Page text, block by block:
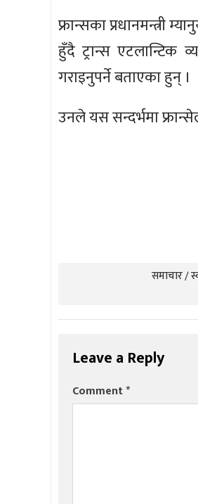
फ्रान्सका प्रधानमन्त्री
हुँदै ट्रान्स एटलान्टिक
गराइनुपर्ने बताएका हुन् ।
उनले यस सन्दर्भमा
समाचार /
Leave a Reply
Comment*